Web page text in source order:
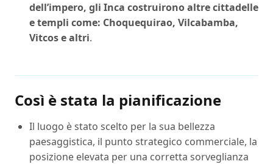
dell’impero, gli Inca costruirono altre cittadelle
e templi come: Choquequirao, Vilcabamba,
Vitcos e altri.
Così è stata la pianificazione
Il luogo è stato scelto per la sua bellezza
paesaggistica, il punto strategico commerciale, la
posizione elevata per una corretta sorveglianza